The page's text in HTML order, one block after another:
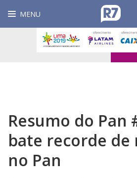
MENU
Resumo do Pan
bate recorde de
no Pan